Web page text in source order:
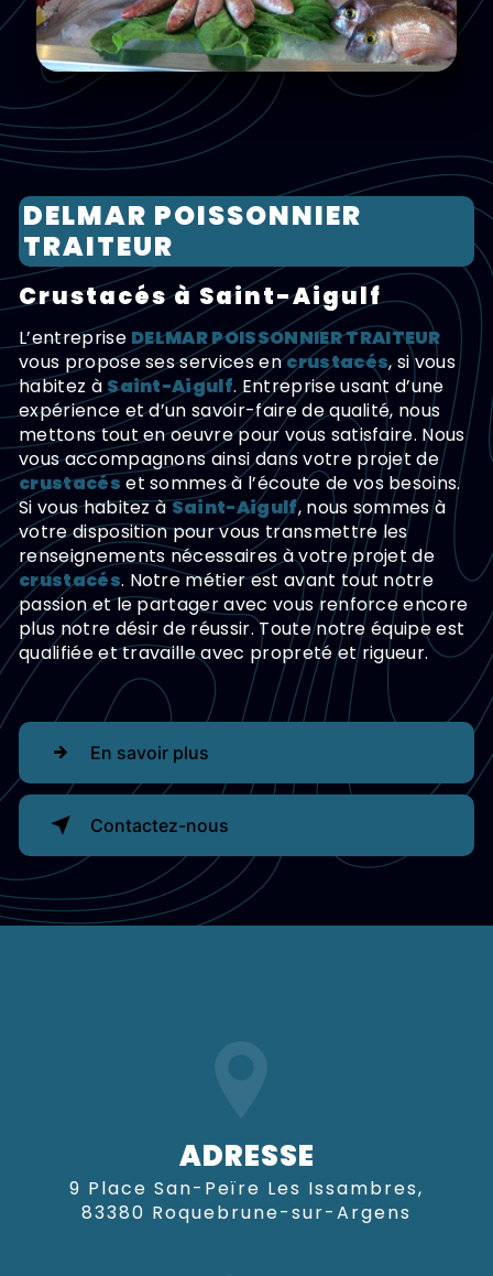
DELMAR POISSONNIER
TRAITEUR
crustacés à Saint-Aigulf
L’entreprise DELMAR POISSONNIER TRAITEUR
vous propose ses services encrustacés, si vous
habitez à Saint-Aigulf. Entreprise usant d’une
expérience et d’un savoir-faire de qualité, nous
mettons tout en oeuvre pour vous satisfaire. Nous
vous accompagnons ainsi dans votre projet de
crustacés et sommes à l’écoute de vos besoins.
Si vous habitez àSaint-Aigulf, nous sommes à
votre disposition pour vous transmettre les
renseignements nécessaires à votre projet de
crustacés. Notre métier est avant tout notre
passion et le partager avec vous renforce encore
plus notre désir de réussir. Toute notre équipe est
qualifiée et travaille avec propreté et rigueur.
En savoir plus
Contactez-nous
ADRESSE
9 Place San-Peïre Les Issambres,
83380 Roquebrune-sur-Argens